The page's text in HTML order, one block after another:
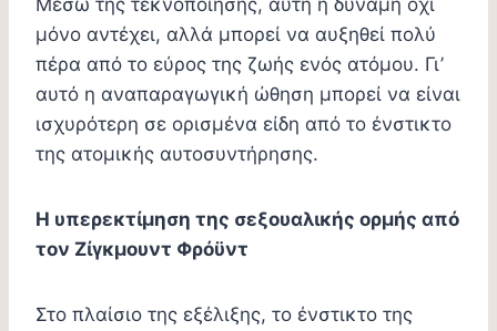
μόνο αντέχει, αλλά μπορεί να αυξηθεί πολύ
πέρα από το εύρος της ζωής ενός ατόμου. Γι’
αυτό η αναπαραγωγική ώθηση μπορεί να είναι
ισχυρότερη σε ορισμένα είδη από το ένστικτο
της ατομικής αυτοσυντήρησης.
Η υπερεκτίμηση της σεξουαλικής ορμής από
τον Ζίγκμουντ Φρόϋντ
Στο πλαίσιο της εξέλιξης, το ένστικτο της